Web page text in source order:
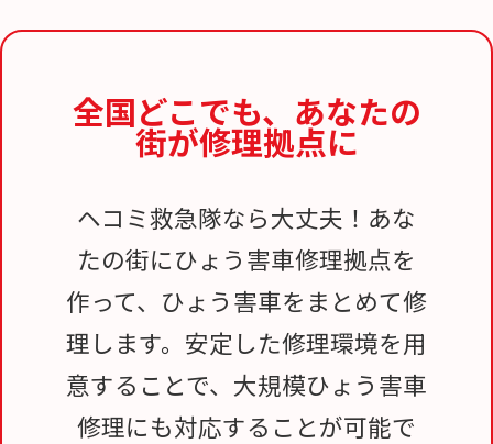
全国どこでも、 あなたの
街が修理拠点に
ヘコミ救急隊なら大丈夫！あな
たの街にひょう害車修理拠点を
作って、ひょう害車をまとめて修
理します。安定した修理環境を用
意することで、大規模ひょう害車
修理にも対応することが可能で